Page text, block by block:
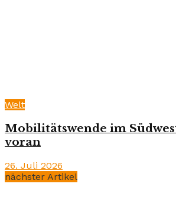
Welt
Mobilitätswende im
voran
26. Juli 2026
nächster Artikel